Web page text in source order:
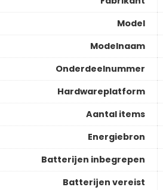
Model
Modelnaam
Onderdeelnummer
Hardwareplatform
Aantal items
Energiebron
Batterijen inbegrepen
Batterijen vereist